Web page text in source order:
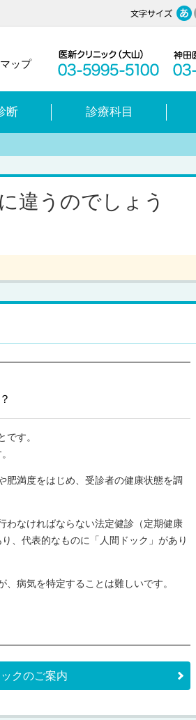
ップ
断 診療科目
違うのでしょう
です。
肥満度をはじめ、受診者の健康状態を調
わなければならない法定健診（定期健康
、代表的なものに「人間ドック」があり
、病気を特定することは難しいです。
クのご案内